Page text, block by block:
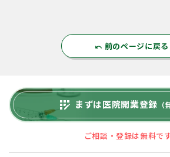
undo 前のページに戻る
app_registration まずは医院開業登録 （
ご相談・登録は無料です